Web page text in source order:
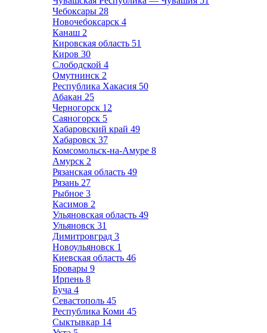
Чебоксары 28
Новочебоксарск 4
Канаш 2
Кировская область 51
Киров 30
Слободской 4
Омутнинск 2
Республика Хакасия 50
Абакан 25
Черногорск 12
Саяногорск 5
Хабаровский край 49
Хабаровск 37
Комсомольск-на-Амуре 8
Амурск 2
Рязанская область 49
Рязань 27
Рыбное 3
Касимов 2
Ульяновская область 49
Ульяновск 31
Димитровград 3
Новоульяновск 1
Киевская область 46
Бровары 9
Ирпень 8
Буча 4
Севастополь 45
Республика Коми 45
Сыктывкар 14